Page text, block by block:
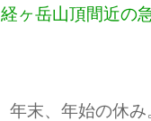
経ヶ岳山頂間近の
年末、年始の休